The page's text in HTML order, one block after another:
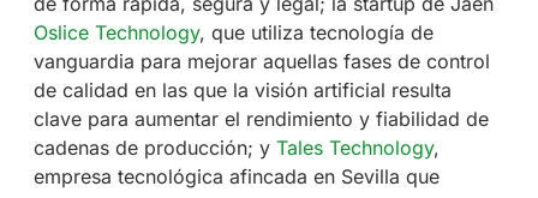
Oslice Technology, que utiliza tecnología de
vanguardia para mejorar aquellas fases de control
de calidad en las que la visión artificial resulta
clave para aumentar el rendimiento y fiabilidad de
cadenas de producción; y Tales Technology,
empresa tecnológica afincada en Sevilla que